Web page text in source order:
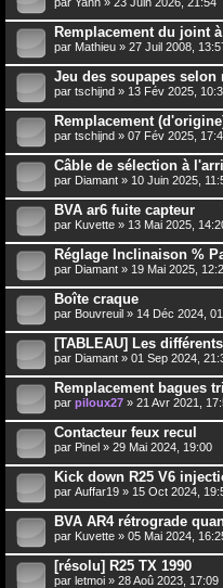
Remplacement du joint
par Mathieu » 27 Juil 2008,
Jeu des soupapes
par tschijnd » 13 Fév 2025,
Remplacement
par tschijnd » 07 Fév 2025,
Câble de sélection à
par Diamant » 10 Juin 2025,
BVA ar6 fuite capteur
par Kuvette » 13 Mai 2025,
Réglage Inclinaison %
par Diamant » 19 Mai 2025,
Boîte craque
par Bouvreuil » 14 Déc 2024,
[TABLEAU] Les
par Diamant » 01 Sep 2024,
Remplacement bagues
par piloux27 » 21 Avr 2021,
Contacteur feux recul
par Pinel » 29 Mai 2024, 19:00
Kick down R25 V6
par Auffar19 » 15 Oct 2024,
BVA AR4 rétrograde
par Kuvette » 05 Mai 2024,
[résolu] R25 TX 1990
par letmoi » 28 Aoû 2023, 17:09